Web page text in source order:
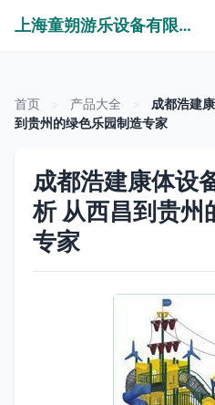
上海童朔游乐设备有限公司
首页 产品大全
成都浩建
到贵州的绿色乐园制造专家
成都浩建康体设
析 从西昌到贵州
专家